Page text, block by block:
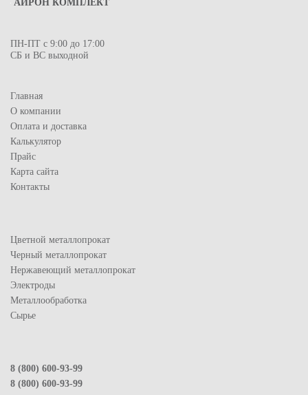
АЙРОН КОМПЛЕКТ
ПН-ПТ с 9:00 до 17:00
СБ и ВС выходной
Главная
О компании
Оплата и доставка
Калькулятор
Прайс
Карта сайта
Контакты
Цветной металлопрокат
Черный металлопрокат
Нержавеющий металлопрокат
Электроды
Металлообработка
Сырье
8 (800) 600-93-99
8 (800) 600-93-99